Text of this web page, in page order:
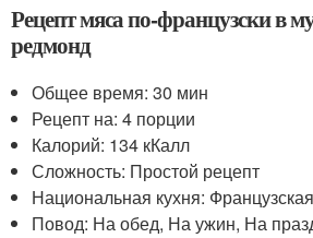
Рецепт мяса по-французски в
редмонд
Общее время: 30 мин
Рецепт на: 4 порции
Калорий: 134 кКалл
Сложность: Простой рецепт
Национальная кухня: Французская
Повод: На обед, На ужин, На